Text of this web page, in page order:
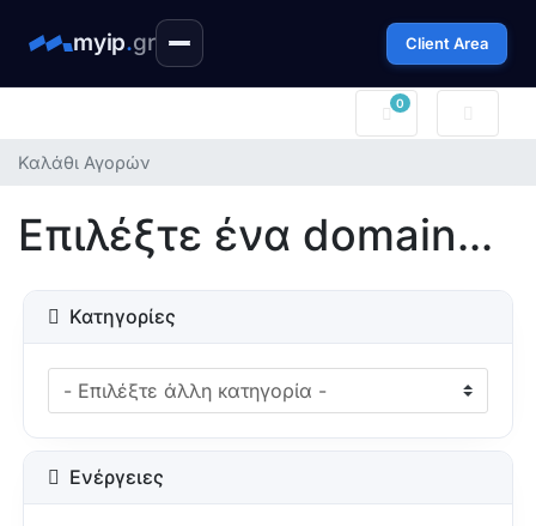
myip.gr Client Area
0
Καλάθι Αγορών
Καλάθι Αγορών
Επιλέξτε ένα domain...
Κατηγορίες
Ενέργειες